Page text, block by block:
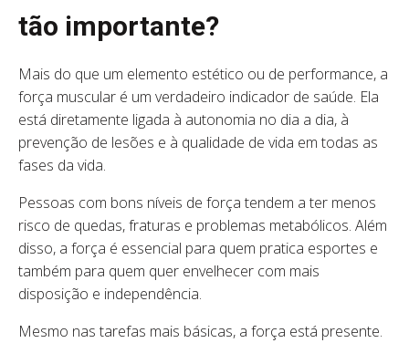
tão importante?
Mais do que um elemento estético ou de performance, a
força muscular é um verdadeiro indicador de saúde. Ela
está diretamente ligada à autonomia no dia a dia, à
prevenção de lesões e à qualidade de vida em todas as
fases da vida.
Pessoas com bons níveis de força tendem a ter menos
risco de quedas, fraturas e problemas metabólicos. Além
disso, a força é essencial para quem pratica esportes e
também para quem quer envelhecer com mais
disposição e independência.
Mesmo nas tarefas mais básicas, a força está presente.